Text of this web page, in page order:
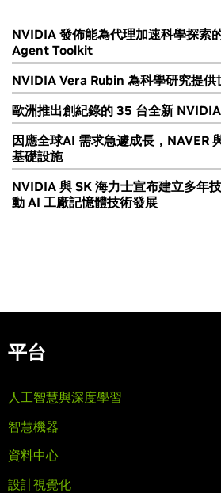
NVIDIA 發佈能為代理加速科學探索
Agent Toolkit
NVIDIA Vera Rubin 為科學研究提供
歐洲推出創紀錄的 35 台全新
因應全球AI 需求急遽成長，NAVER
基礎設施
NVIDIA 與 SK 海力士宣布建立多年
動 AI 工廠記憶體技術發展
平台
人工智慧與深度學習
智慧機器
資料中心
設計視覺化